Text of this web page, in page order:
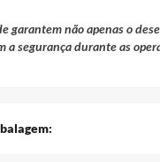
garantem não apenas o
a segurança durante as